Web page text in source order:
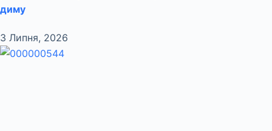
диму
3 Липня, 2026